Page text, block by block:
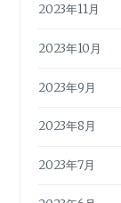
2023年11月
2023年10月
2023年9月
2023年8月
2023年7月